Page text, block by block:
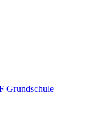
Grundschule